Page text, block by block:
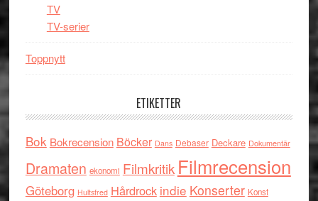
TV
TV-serier
Toppnytt
ETIKETTER
Bok Bokrecension Böcker Dans Debaser Deckare Dokumentär
Dramaten ekonomi Filmkritik Filmrecension
Göteborg Hultsfred Hårdrock indie Konserter Konst